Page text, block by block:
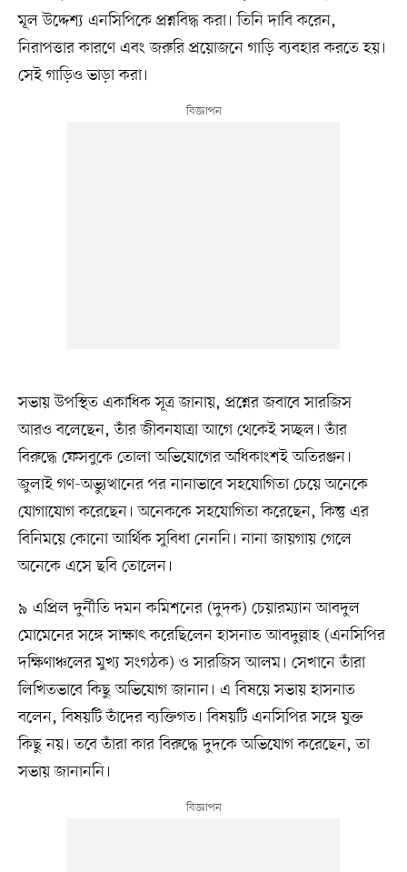
মূল উদ্দেশ্য এনসিপিকে প্রশ্নবিদ্ধ করা। তিনি দাবি করেন,
নিরাপত্তার কারণে এবং জরুরি প্রয়োজনে গাড়ি ব্যবহার করতে হয়।
সেই গাড়িও ভাড়া করা।
সভায় উপস্থিত একাধিক সূত্র জানায়, প্রশ্নের জবাবে সারজিস
আরও বলেছেন, তাঁর জীবনযাত্রা আগে থেকেই সচ্ছল। তাঁর
বিরুদ্ধে ফেসবুকে তোলা অভিযোগের অধিকাংশই অতিরঞ্জন।
জুলাই গণ-অভ্যুত্থানের পর নানাভাবে সহযোগিতা চেয়ে অনেকে
যোগাযোগ করেছেন। অনেককে সহযোগিতা করেছেন, কিন্তু এর
বিনিময়ে কোনো আর্থিক সুবিধা নেননি। নানা জায়গায় গেলে
অনেকে এসে ছবি তোলেন।
৯ এপ্রিল দুর্নীতি দমন কমিশনের (দুদক) চেয়ারম্যান আবদুল
মোমেনের সঙ্গে সাক্ষাৎ করেছিলেন হাসনাত আবদুল্লাহ (এনসিপির
দক্ষিণাঞ্চলের মুখ্য সংগঠক) ও সারজিস আলম। সেখানে তাঁরা
লিখিতভাবে কিছু অভিযোগ জানান। এ বিষয়ে সভায় হাসনাত
বলেন, বিষয়টি তাঁদের ব্যক্তিগত। বিষয়টি এনসিপির সঙ্গে যুক্ত
কিছু নয়। তবে তাঁরা কার বিরুদ্ধে দুদকে অভিযোগ করেছেন, তা
সভায় জানাননি।